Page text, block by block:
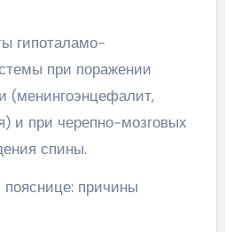
гипоталамо-
при поражении
(менингоэнцефалит,
и при черепно-мозговых
спины.